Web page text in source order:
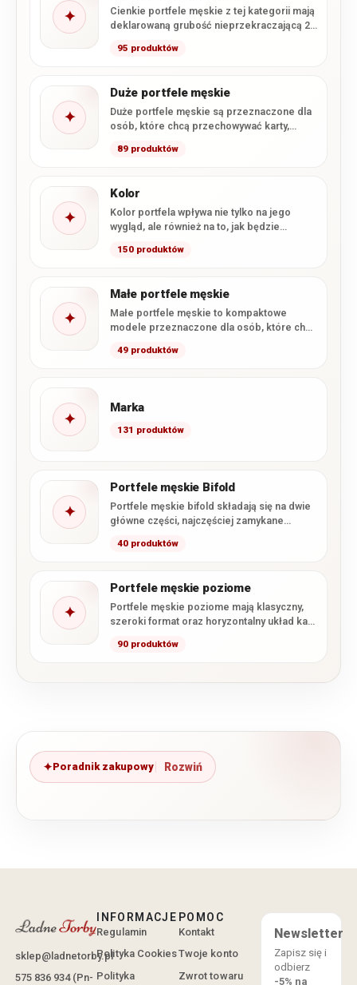
✦
Cienkie portfele męskie z tej kategorii mają
deklarowaną grubość nieprzekraczającą 2
95 produktów
✦
Duże portfele męskie
Duże portfele męskie są przeznaczone dla
osób, które chcą przechowywać karty,
89 produktów
✦
Kolor
Kolor portfela wpływa nie tylko na jego
wygląd, ale również na to, jak będzie
150 produktów
✦
Małe portfele męskie
Małe portfele męskie to kompaktowe
modele przeznaczone dla osób, które chcą
banknoty…
49 produktów
✦
Marka
131 produktów
✦
Portfele męskie Bifold
Portfele męskie bifold składają się na dwie
główne części, najczęściej zamykane
40 produktów
✦
Portfele męskie poziome
Portfele męskie poziome mają klasyczny,
szeroki format oraz horyzontalny układ kart
90 produktów
Poradnik zakupowy
sklep@ladnetorby.pl
575 836 934 (Pn-
INFORMACJE
Regulamin
Polityka Cookies
Polityka
POMOC
Kontakt
Twoje konto
Zwrot towaru
Newsletter
Zapisz się i
odbierz
-5% na